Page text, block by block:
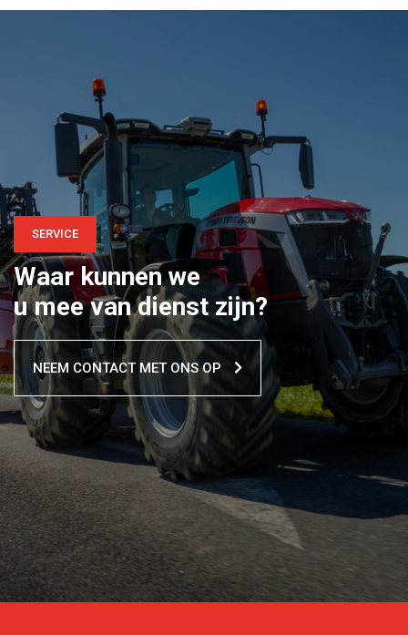
SERVICE
Waar kunnen we
u mee van dienst zijn?
NEEM CONTACT MET ONS OP 